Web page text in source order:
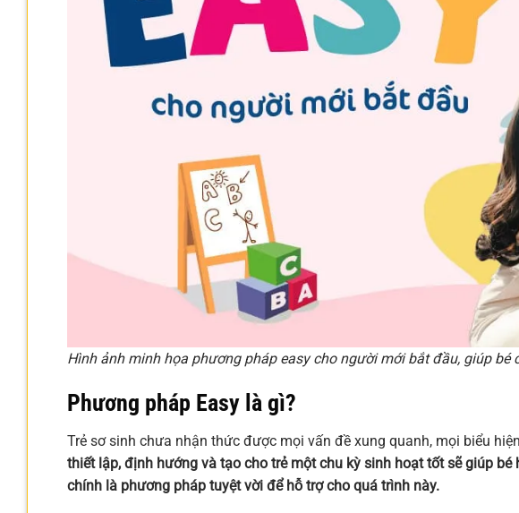
Hình ảnh minh họa phương pháp easy cho người mới bắt đầu, giúp bé
Phương pháp Easy là gì?
Trẻ sơ sinh chưa nhận thức được mọi vấn đề xung quanh, mọi biểu
thiết lập, định hướng và tạo cho trẻ một chu kỳ sinh hoạt tốt sẽ giúp
chính là phương pháp tuyệt vời để hỗ trợ cho quá trình này.